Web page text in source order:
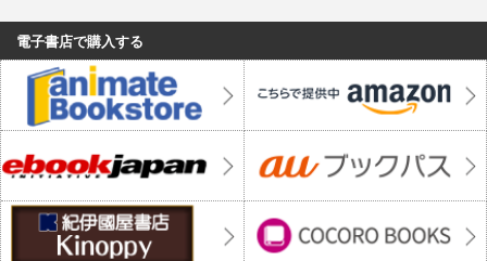
電子書店で購入する